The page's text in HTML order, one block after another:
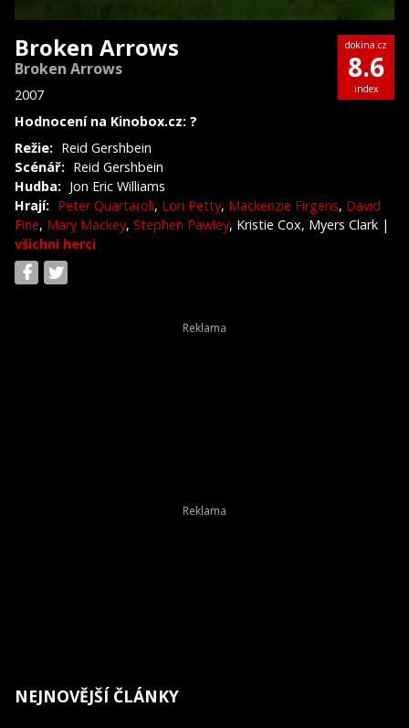
Broken Arrows
Broken Arrows
2007
Hodnocení na Kinobox.cz: ?
dokina.cz
8.6
index
Režie: Reid Gershbein
Scénář: Reid Gershbein
Hudba: Jon Eric Williams
Hrají: Peter Quartaroli, Lori Petty, Mackenzie Firgens, David
Fine, Mary Mackey, Stephen Pawley, Kristie Cox, Myers Clark |
všichni herci
NEJNOVĚJŠÍ ČLÁNKY